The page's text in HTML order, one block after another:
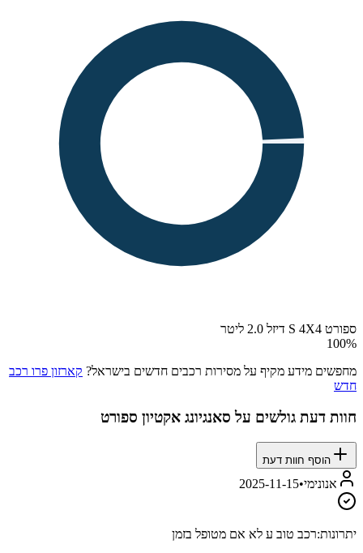
ספורט S 4X4 דיזל 2.0 ליטר
100%
מחפשים מידע מקיף על מסירות רכבים חדשים בישראל? קארזון פרו רכב
חדש
חוות דעת גולשים על סאנגיונג אקטיון ספורט
הוסף חוות דעת
אנונימי•
2025-11-15
יתרונות:רכב טוב ע לא אם מטופל בזמן